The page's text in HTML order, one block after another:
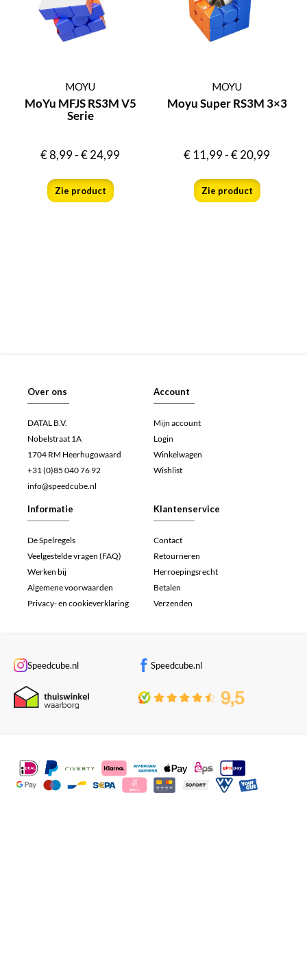
MOYU
MoYu MFJS RS3M V5
Serie
€8,99-€24,99
Zie product
MOYU
Moyu Super RS3M 3×3
€11,99-€20,99
Zie product
Over ons
DATAL B.V.
Nobelstraat 1A
1704 RM Heerhugowaard
+31 (0)85 040 76 92
info@speedcube.nl
Account
Mijn account
Login
Winkelwagen
Wishlist
Informatie
De Spelregels
Veelgestelde vragen (FAQ)
Werken bij
Algemene voorwaarden
Privacy- en cookieverklaring
Klantenservice
Contact
Retourneren
Herroepingsrecht
Betalen
Verzenden
Speedcube.nl Speedcube.nl